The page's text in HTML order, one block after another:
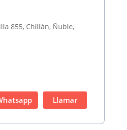
855, Chillán, Ñuble,
Llamar